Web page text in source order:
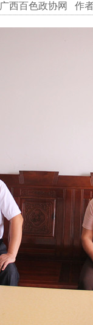
广西百色政协网 作者